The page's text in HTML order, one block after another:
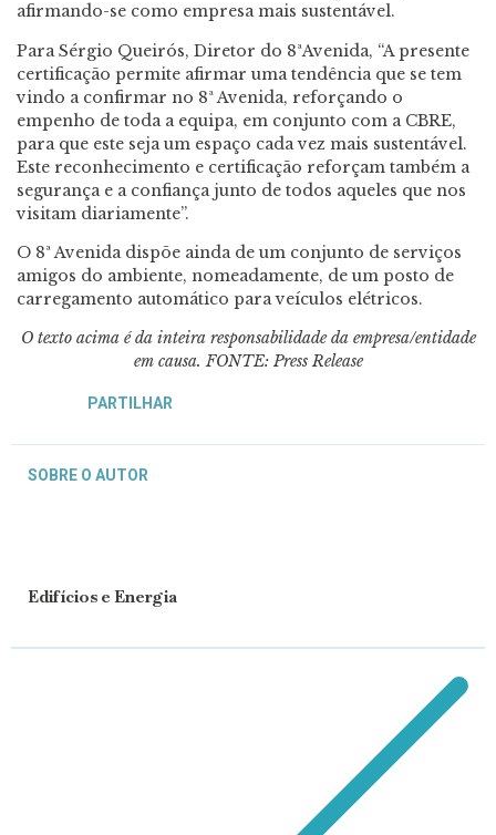
afirmando-se como empresa mais sustentável.
Para Sérgio Queirós, Diretor do 8ªAvenida, “A presente
certificação permite afirmar uma tendência que se tem
vindo a confirmar no 8ª Avenida, reforçando o
empenho de toda a equipa, em conjunto com a CBRE,
para que este seja um espaço cada vez mais sustentável.
Este reconhecimento e certificação reforçam também a
segurança e a confiança junto de todos aqueles que nos
visitam diariamente”.
O 8ª Avenida dispõe ainda de um conjunto de serviços
amigos do ambiente, nomeadamente, de um posto de
carregamento automático para veículos elétricos.
O texto acima é da inteira responsabilidade da empresa/entidade
em causa. FONTE: Press Release
PARTILHAR
SOBRE O AUTOR
Edifícios e Energia